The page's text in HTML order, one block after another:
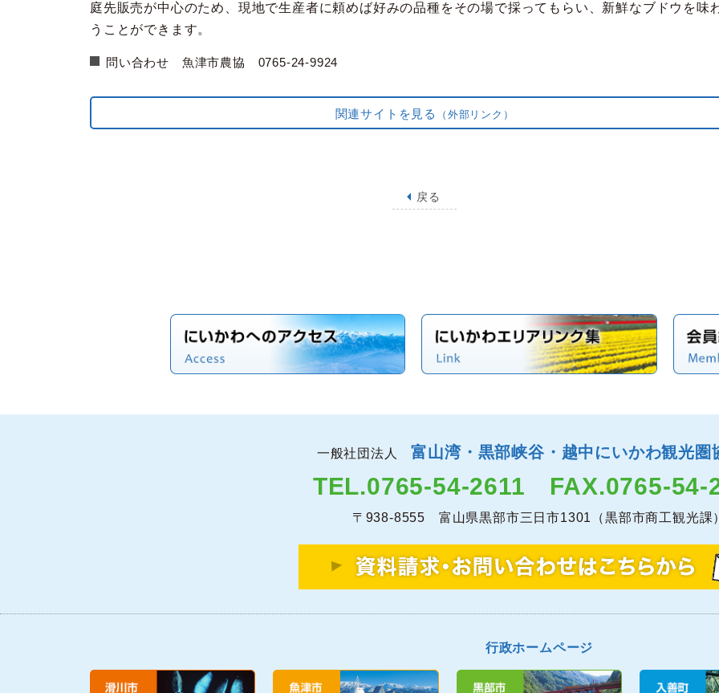
庭先販売が中心のため、現地で生産者に頼めば好みの品種をその場で採ってもらい、新鮮なブドウを味
うことができます。
問い合わせ 魚津市農協 0765-24-9924
関連サイトを見る （外部リンク）
戻る
一般社団法人富山湾・黒部峡谷・越中にいかわ観光圏
TEL.0765-54-2611 FAX.0765-54-
〒938-8555 富山県黒部市三日市1301（黒部市商工観光課
行政ホームページ